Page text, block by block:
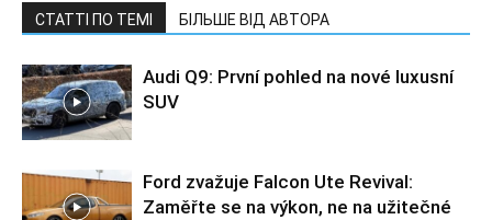
СТАТТІ ПО ТЕМІ БІЛЬШЕ ВІД АВТОРА
Audi Q9: První pohled na nové luxusní
SUV
Ford zvažuje Falcon Ute Revival:
Zaměřte se na výkon, ne na užitečné